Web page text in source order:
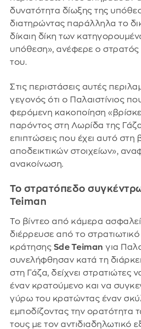
δυνατότητα δίωξης της
διατηρώντας παράλληλα το
δίκαιη δίκη των
υπόθεση», ανέφερε ο
του.
Στις περιστάσεις αυτές
γεγονός ότι ο Παλαιστίνιος
φερόμενη κακοποίηση
παρόντος στη Λωρίδα της
επιπτώσεις που έχει αυτό στη
αποδεικτικών στοιχείων»,
ανακοίνωση.
Το στρατόπεδο
Teiman
Το βίντεο από κάμερα
διέρρευσε από το
κράτησης Sde Teiman για
συνελήφθησαν κατά τη
στη Γάζα, δείχνει στρατιώτες
έναν κρατούμενο και να
γύρω του κρατώντας έναν
εμποδίζοντας την ορατότητα
τους με τον αντιδιαδηλωτικό